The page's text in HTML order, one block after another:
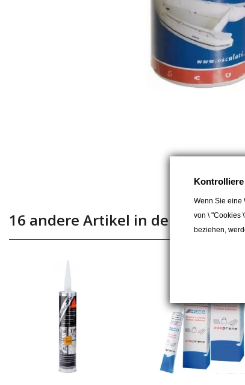
16 andere Artikel in der gleichen
Wenn Sie eine
von \ "Cookies
beziehen,